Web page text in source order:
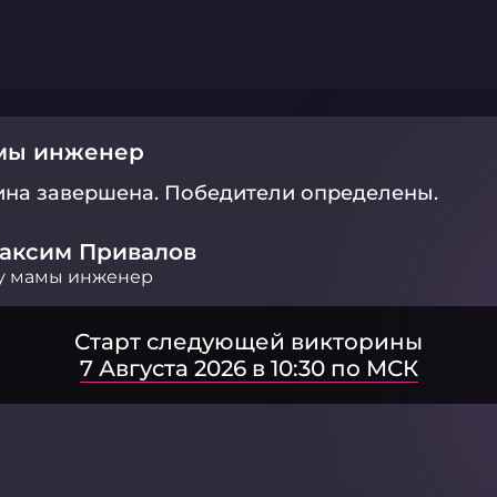
инженер
завершена. Победители определены.
Привалов
мамы инженер
Старт следующей викторины
7 Августа 2026 в 10:30 по МСК